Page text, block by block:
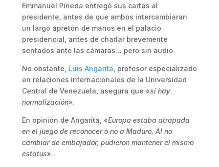
Emmanuel Pineda entregó sus cartas al
presidente, antes de que ambos intercambiaran
un largo apretón de manos en el palacio
presidencial, antes de charlar brevemente
sentados ante las cámaras… pero sin audio.
No obstante, Luis Angarita , profesor especializado
en relaciones internacionales de la Universidad
Central de Venezuela, asegura que «sí hay
normalización».
En opinión de Angarita, «Europa estaba atrapada
en el juego de reconocer o no a Maduro. Al no
cambiar de embajador, pudieron mantener el mismo
estatus».